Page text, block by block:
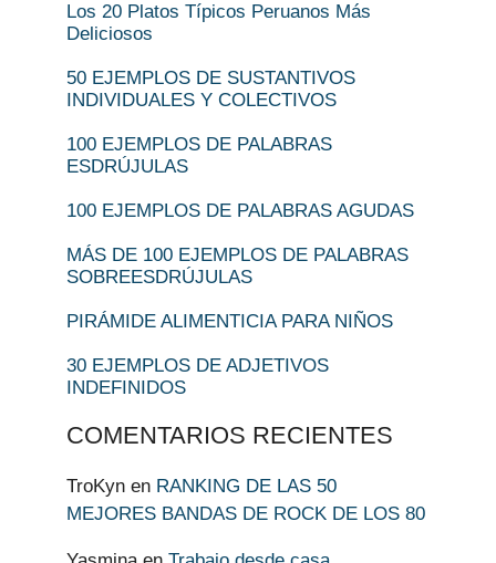
Los 20 Platos Típicos Peruanos Más
Deliciosos
50 EJEMPLOS DE SUSTANTIVOS
INDIVIDUALES Y COLECTIVOS
100 EJEMPLOS DE PALABRAS
ESDRÚJULAS
100 EJEMPLOS DE PALABRAS AGUDAS
MÁS DE 100 EJEMPLOS DE PALABRAS
SOBREESDRÚJULAS
PIRÁMIDE ALIMENTICIA PARA NIÑOS
30 EJEMPLOS DE ADJETIVOS
INDEFINIDOS
COMENTARIOS RECIENTES
TroKyn en RANKING DE LAS 50
MEJORES BANDAS DE ROCK DE LOS 80